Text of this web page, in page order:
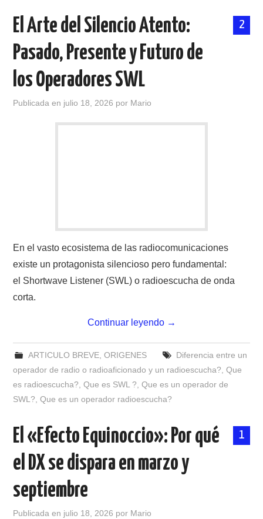
2
El Arte del Silencio Atento:
Pasado, Presente y Futuro de
los Operadores SWL
Publicada en julio 18, 2026 por Mario
En el vasto ecosistema de las radiocomunicaciones
existe un protagonista silencioso pero fundamental:
el Shortwave Listener (SWL) o radioescucha de onda
corta.
Continuar leyendo →
ARTICULO BREVE, ORIGENES
Diferencia entre un
operador de radio o radioaficionado y un radioescucha?,Que
es radioescucha?,Que es SWL ?,Que es un operador de
SWL?,Que es un operador radioescucha?
1
El «Efecto Equinoccio»: Por qué
el DX se dispara en marzo y
septiembre
Publicada en julio 18, 2026 por Mario